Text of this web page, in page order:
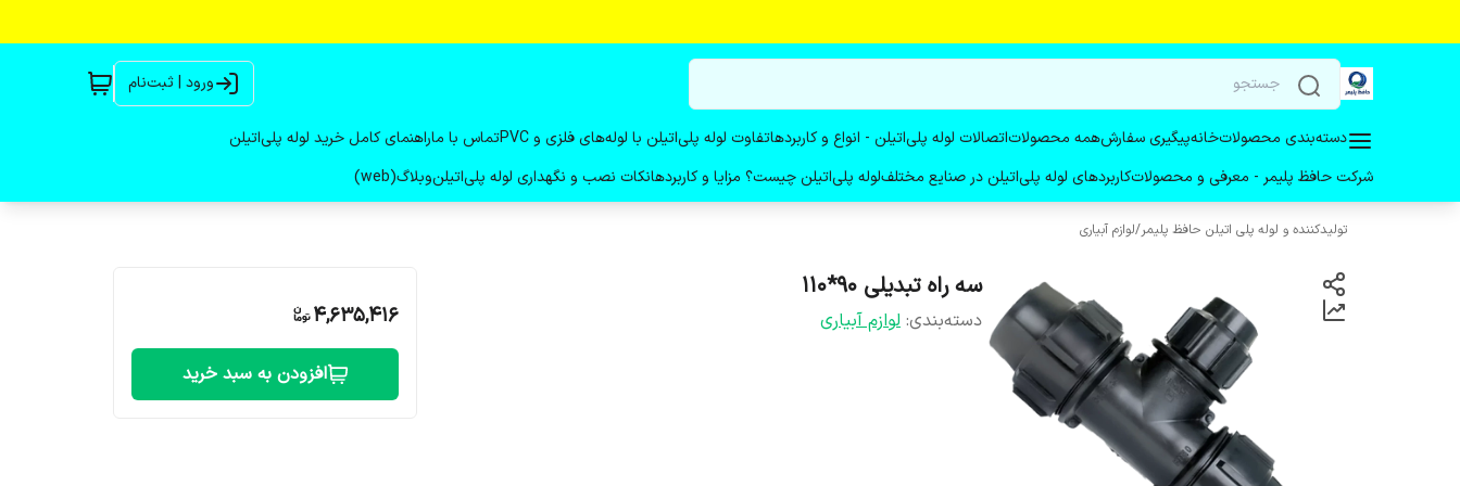
ورود | ثبت‌نام
دسته‌بندی محصولاتخانهپیگیری سفارشهمه محصولاتاتصالات لوله پلی‌اتیلن - انواع و کاربردهاتفاوت لوله پلی‌اتیلن با لوله‌های فلزی و PVC تماس با ماراهنمای کامل خرید لوله پلی‌اتیلن
شرکت حافظ پلیمر - معرفی و محصولاتکاربردهای لوله پلی‌اتیلن در صنایع مختلفلوله پلی‌اتیلن چیست؟ مزایا و کاربردهانکات نصب و نگهداری لوله پلی‌اتیلنوبلاگ(web)
تولیدکننده و لوله پلی اتیلن حافظ پلیمر/لوازم آبیاری
سه راه تبدیلی 90*110
دسته‌بندی: لوازم آبیاری 4,635,416
افزودن به سبد خرید